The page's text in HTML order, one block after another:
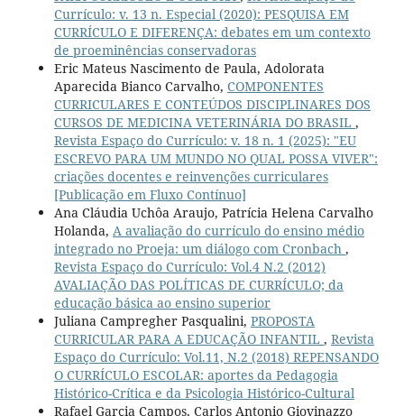
Currículo: v. 13 n. Especial (2020): PESQUISA EM
CURRÍCULO E DIFERENÇA: debates em um contexto
de proeminências conservadoras
Eric Mateus Nascimento de Paula, Adolorata
Aparecida Bianco Carvalho, COMPONENTES
CURRICULARES E CONTEÚDOS DISCIPLINARES DOS
CURSOS DE MEDICINA VETERINÁRIA DO BRASIL ,
Revista Espaço do Currículo: v. 18 n. 1 (2025): "EU
ESCREVO PARA UM MUNDO NO QUAL POSSA VIVER":
criações docentes e reinvenções curriculares
[Publicação em Fluxo Contínuo]
Ana Cláudia Uchôa Araujo, Patrícia Helena Carvalho
Holanda, A avaliação do currículo do ensino médio
integrado no Proeja: um diálogo com Cronbach ,
Revista Espaço do Currículo: Vol.4 N.2 (2012)
AVALIAÇÃO DAS POLÍTICAS DE CURRÍCULO; da
educação básica ao ensino superior
Juliana Campregher Pasqualini, PROPOSTA
CURRICULAR PARA A EDUCAÇÃO INFANTIL , Revista
Espaço do Currículo: Vol.11, N.2 (2018) REPENSANDO
O CURRÍCULO ESCOLAR: aportes da Pedagogia
Histórico-Crítica e da Psicologia Histórico-Cultural
Rafael Garcia Campos, Carlos Antonio Giovinazzo